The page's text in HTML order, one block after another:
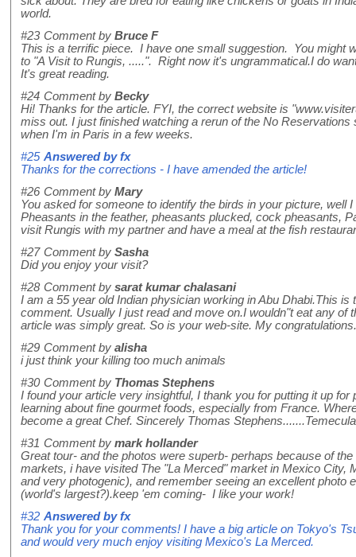
world.
#23 Comment by Bruce F
This is a terrific piece. I have one small suggestion. You might
to "A Visit to Rungis, .....". Right now it's ungrammatical.I do
It's great reading.
#24 Comment by Becky
Hi! Thanks for the article. FYI, the correct website is
miss out. I just finished watching a rerun of the No
when I'm in Paris in a few weeks.
#25 Answered byfx
Thanks for the corrections - I have amended the article!
#26 Comment by Mary
You asked for someone to identify the birds in your picture, well
Pheasants in the feather, pheasants plucked, cock pheasants,
visit Rungis with my partner and have a meal at the fish
#27 Comment by Sasha
Did you enjoy your visit?
#28 Comment by sarat kumar chalasani
I am a 55 year old Indian physician working in Abu Dhabi.This is
comment. Usually I just read and move on.I wouldn"t eat any of
article was simply great. So is your web-site. My congratulations.
#29 Comment by alisha
i just think your killing too much animals
#30 Comment by Thomas Stephens
I found your article very insightful, I thank you for putting it up for
learning about fine gourmet foods, especially from France.
become a great Chef. Sincerely Thomas
#31 Comment by mark hollander
Great tour- and the photos were superb- perhaps because of
markets, i have visited The "La Merced" market in Mexico City,
and very photogenic), and remember seeing an excellent photo
(world's largest?).keep 'em coming- I like your work!
#32 Answered byfx
Thank you for your comments! I have a big article on Tokyo's
and would very much enjoy visiting Mexico's La Merced.